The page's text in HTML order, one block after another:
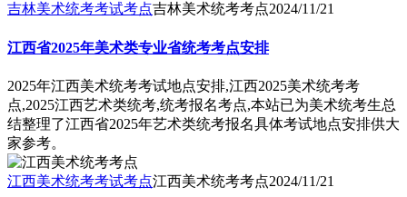
吉林美术统考考试考点吉林美术统考考点2024/11/21
江西省2025年美术类专业省统考考点安排
2025年江西美术统考考试地点安排,江西2025美术统考考
点,2025江西艺术类统考,统考报名考点,本站已为美术统考生总
结整理了江西省2025年艺术类统考报名具体考试地点安排供大
家参考。
江西美术统考考试考点江西美术统考考点2024/11/21